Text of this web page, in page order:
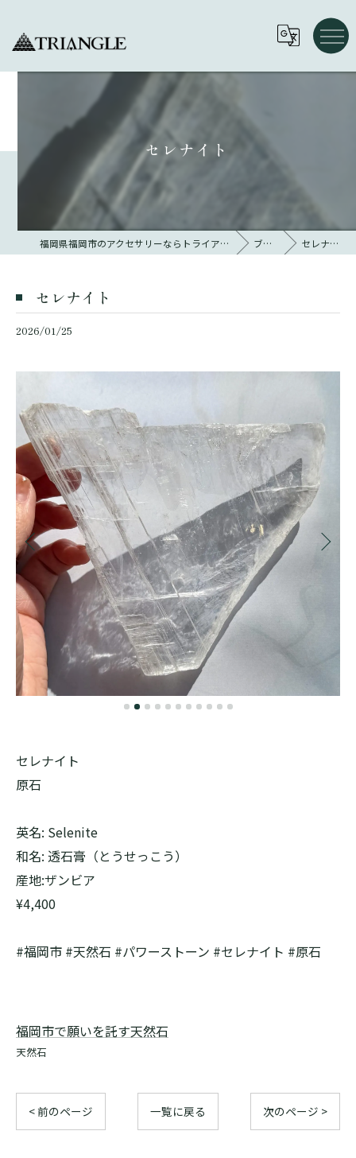
セレナイト
福岡県福岡市のアクセサリーならトライアングル 大名 ブログ セレナイト
セレナイト
2026/01/25
セレナイト
原石
英名: Selenite
和名: 透石膏（とうせっこう）
産地:ザンビア
¥4,400
#福岡市 #天然石 #パワーストーン #セレナイト #原石
福岡市で願いを託す天然石
天然石
< 前のページ 一覧に戻る 次のページ >